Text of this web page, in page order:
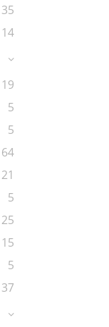
35
14
19
5
5
64
21
5
25
15
5
37